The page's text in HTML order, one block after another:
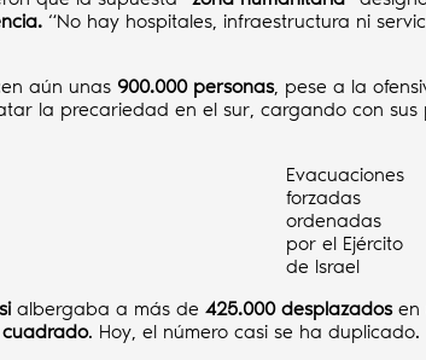
“No hay hospitales, infraestructura ni
aún unas 900.000 personas, pese a la
la precariedad en el sur, cargando con
Evacuaciones
forzadas
ordenadas
por el Ejército
de Israel
albergaba a más de 425.000 desplazadosen
. Hoy, el número casi se ha duplicado.